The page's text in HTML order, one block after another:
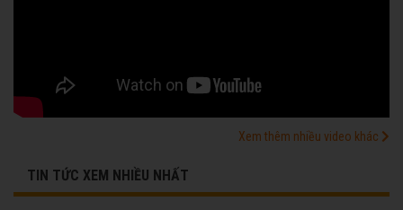
Xem thêm nhiều video khác
TIN TỨC XEM NHIỀU NHẤT